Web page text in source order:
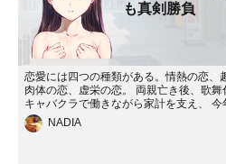
も真剣勝負
恋愛には四つの種類がある。情熱の恋、
肉体の恋、虚栄の恋。 両親亡き後、歌舞伎町の人気
キャバクラで働きながら家計を支え、 今
学する妹達と一緒に暮らすのが目標。 そ
前に様々な障害が ―――！ 相続してい
NADIA